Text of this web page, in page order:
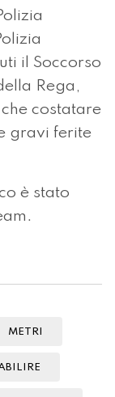
il Soccorso
Rega,
costatare
gravi ferite
è stato
METRI